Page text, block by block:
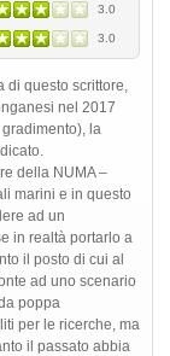
3.0
3.0
di questo scrittore,
nel 2017
la
della NUMA –
marini e in questo
ad un
in realtà portarlo a
il posto di cui al
ad uno scenario
poppa
per le ricerche, ma
il passato abbia